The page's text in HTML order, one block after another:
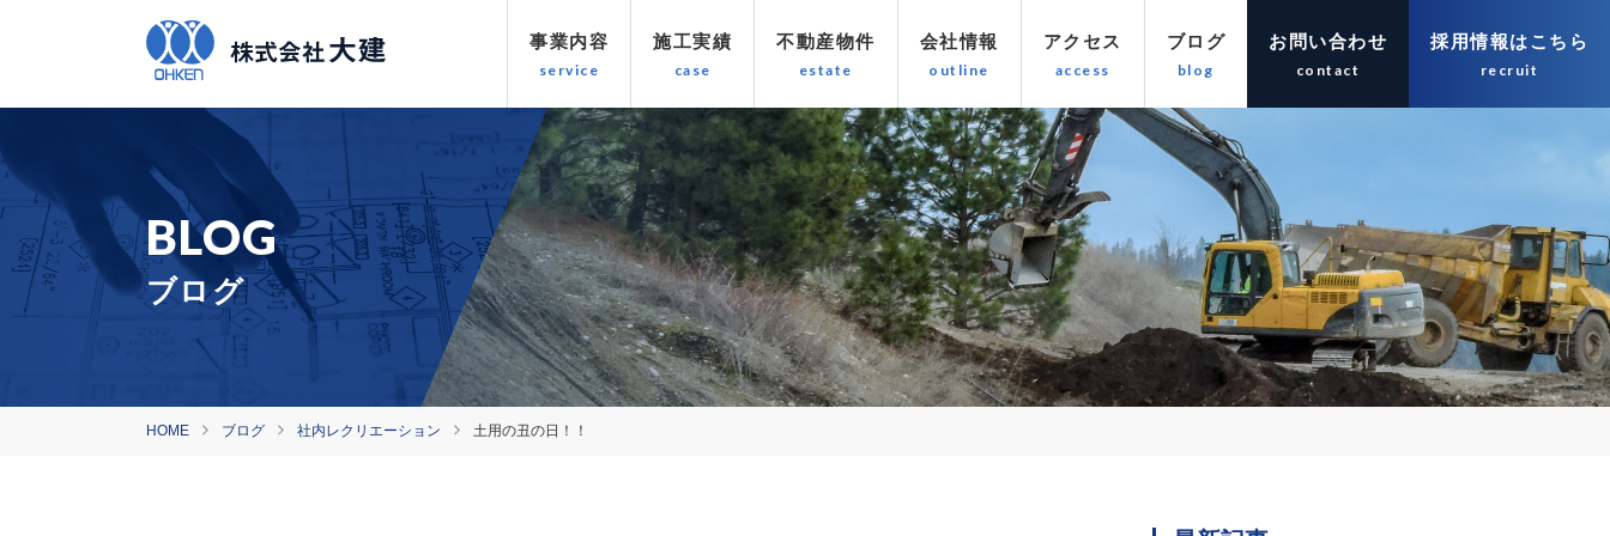
事業内容 施工実績 不動産物件 会社情報 アクセス ブログ お問い合わせ 採用情報はこちら
ブログ
HOME ブログ 社内レクリエーション 土用の丑の日！！